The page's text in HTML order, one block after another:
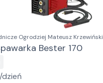
Ogrodziej Mateusz Krzewiński
Bester 170
dzień